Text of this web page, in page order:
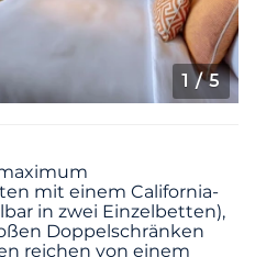
1 / 5
mit einem California-
in zwei Einzelbetten),
Doppelschränken
reichen von einem